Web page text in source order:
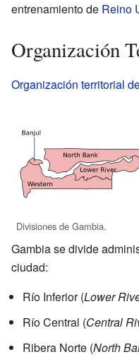
entrenamiento de Reino
Organización
Organización territorial
Divisiones de Gambia.
Gambia se divide
ciudad:
Río Inferior (Lower
Río Central (Central
Ribera Norte (North